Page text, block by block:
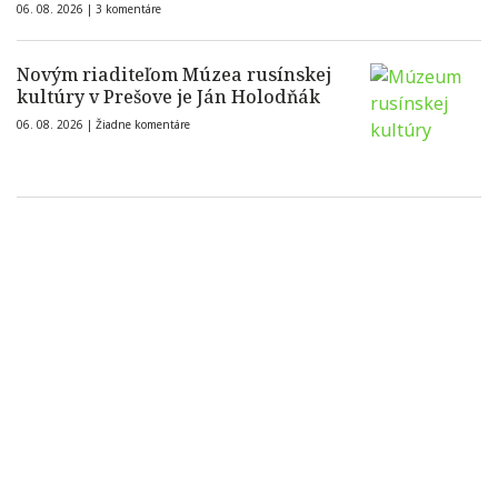
06. 08. 2026 | 3 komentáre
Novým riaditeľom Múzea rusínskej
kultúry v Prešove je Ján Holodňák
06. 08. 2026 | Žiadne komentáre